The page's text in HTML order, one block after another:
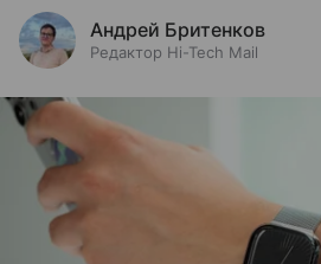
Андрей Бритенков
Редактор Hi-Tech Mail